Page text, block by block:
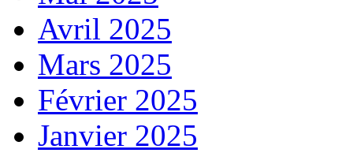
Avril 2025
Mars 2025
Février 2025
Janvier 2025